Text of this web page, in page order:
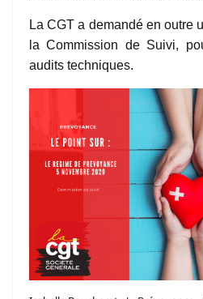
La CGT a demandé en outre
la Commission de Suivi,
audits techniques.